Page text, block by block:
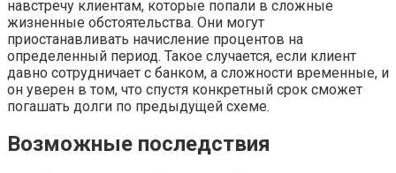
навстречу клиентам, которые попали в сложные
жизненные обстоятельства. Они могут
приостанавливать начисление процентов на
определенный период. Такое случается, если клиент
давно сотрудничает с банком, а сложности временные, и
он уверен в том, что спустя конкретный срок сможет
погашать долги по предыдущей схеме.
Возможные последствия